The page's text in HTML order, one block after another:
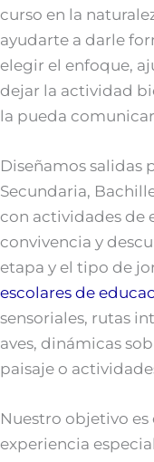
curso en la
ayudarte a darle
elegir el enfoque,
dejar la actividad
la pueda
Diseñamos salidas
Secundaria,
con actividades de
convivencia y
etapa y el tipo de
escolares de
sensoriales, rutas
aves, dinámicas
paisaje o
Nuestro objetivo
experiencia